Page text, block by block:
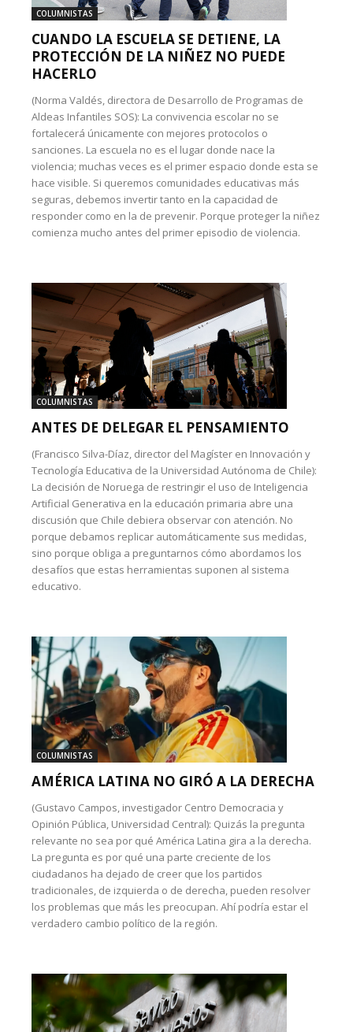
COLUMNISTAS
CUANDO LA ESCUELA SE DETIENE, LA
PROTECCIÓN DE LA NIÑEZ NO PUEDE
HACERLO
(Norma Valdés, directora de Desarrollo de Programas de
Aldeas Infantiles SOS): La convivencia escolar no se
fortalecerá únicamente con mejores protocolos o
sanciones. La escuela no es el lugar donde nace la
violencia; muchas veces es el primer espacio donde esta se
hace visible. Si queremos comunidades educativas más
seguras, debemos invertir tanto en la capacidad de
responder como en la de prevenir. Porque proteger la niñez
comienza mucho antes del primer episodio de violencia.
COLUMNISTAS
ANTES DE DELEGAR EL PENSAMIENTO
(Francisco Silva-Díaz, director del Magíster en Innovación y
Tecnología Educativa de la Universidad Autónoma de Chile):
La decisión de Noruega de restringir el uso de Inteligencia
Artificial Generativa en la educación primaria abre una
discusión que Chile debiera observar con atención. No
porque debamos replicar automáticamente sus medidas,
sino porque obliga a preguntarnos cómo abordamos los
desafíos que estas herramientas suponen al sistema
educativo.
COLUMNISTAS
AMÉRICA LATINA NO GIRÓ A LA DERECHA
(Gustavo Campos, investigador Centro Democracia y
Opinión Pública, Universidad Central): Quizás la pregunta
relevante no sea por qué América Latina gira a la derecha.
La pregunta es por qué una parte creciente de los
ciudadanos ha dejado de creer que los partidos
tradicionales, de izquierda o de derecha, pueden resolver
los problemas que más les preocupan. Ahí podría estar el
verdadero cambio político de la región.